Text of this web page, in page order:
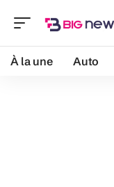
À la une Auto